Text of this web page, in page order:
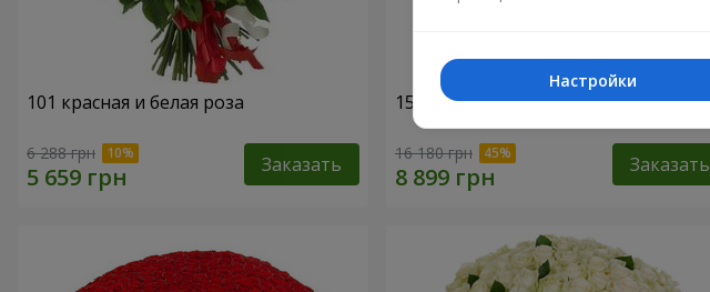
101 красная и белая роза
6 288 грн Заказать
151 красная роза
16 180 грн Заказать
Настройки